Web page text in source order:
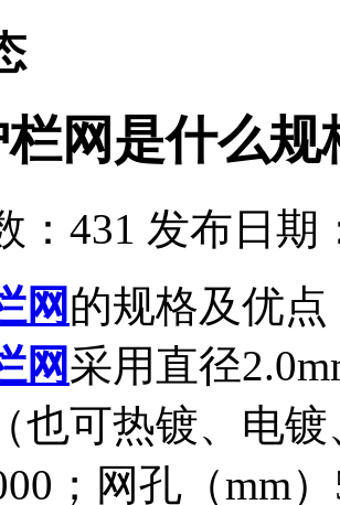
网是什么规
： 431 发布日期
网 的规格及优点
网采用直径
也可热镀、电
；网孔（mm